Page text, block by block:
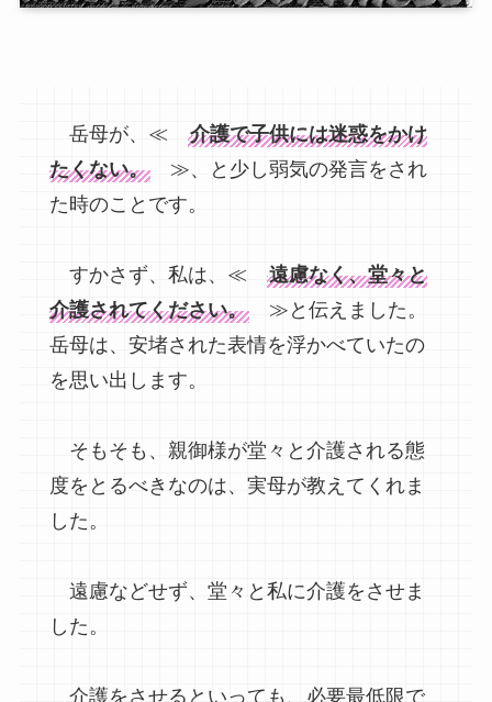
岳母が、≪ 介護で子供には迷惑をかけ
たくない。≫、と少し弱気の発言をされ
た時のことです。
すかさず、私は、≪ 遠慮なく、堂々と
介護されてください。≫と伝えました。
岳母は、安堵された表情を浮かべていたの
を思い出します。
そもそも、親御様が堂々と介護される態
度をとるべきなのは、実母が教えてくれま
した。
遠慮などせず、堂々と私に介護をさせま
した。
介護をさせるといっても、必要最低限で